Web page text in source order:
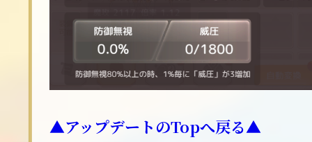
▲アップデートのTopへ戻る▲